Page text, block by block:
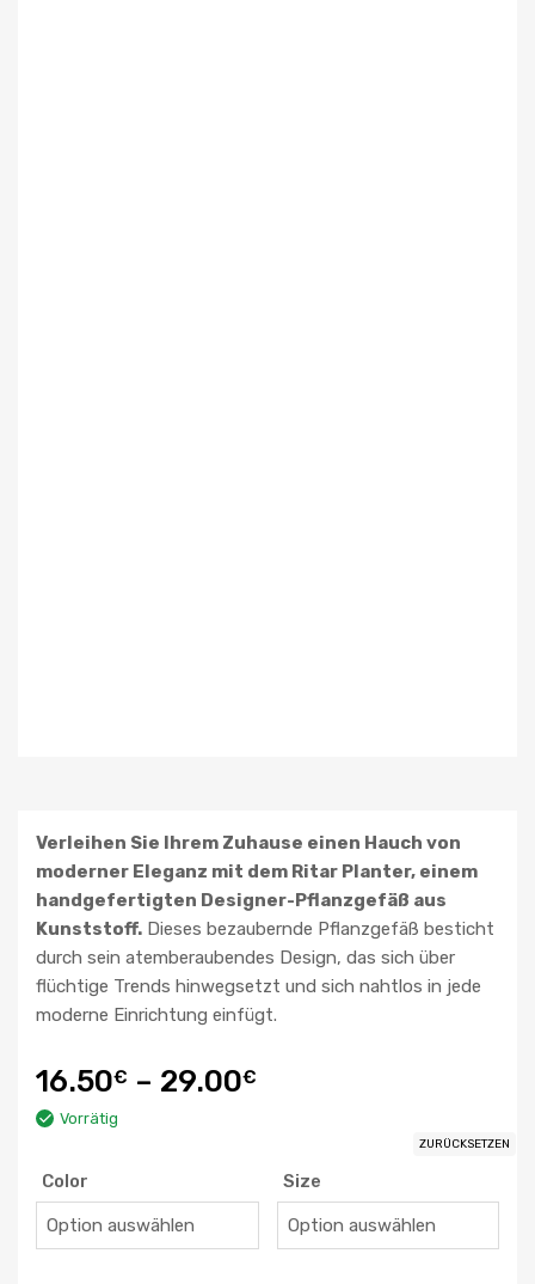
Verleihen Sie Ihrem Zuhause einen Hauch von
moderner Eleganz mit dem Ritar Planter, einem
handgefertigten Designer-Pflanzgefäß aus
Kunststoff. Dieses bezaubernde Pflanzgefäß besticht
durch sein atemberaubendes Design, das sich über
flüchtige Trends hinwegsetzt und sich nahtlos in jede
moderne Einrichtung einfügt.
16.50€ – 29.00€
Vorrätig
Color Size
ZURÜCKSETZEN